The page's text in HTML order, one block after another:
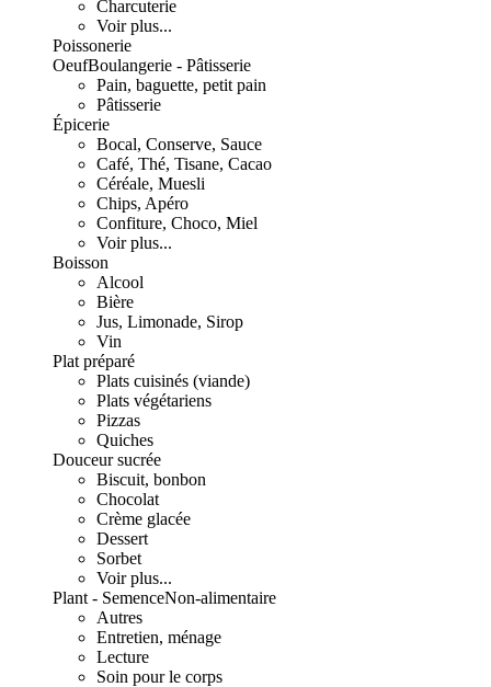
Charcuterie
Voir plus...
Poissonerie
OeufBoulangerie - Pâtisserie
Pain, baguette, petit pain
Pâtisserie
Épicerie
Bocal, Conserve, Sauce
Café, Thé, Tisane, Cacao
Céréale, Muesli
Chips, Apéro
Confiture, Choco, Miel
Voir plus...
Boisson
Alcool
Bière
Jus, Limonade, Sirop
Vin
Plat préparé
Plats cuisinés (viande)
Plats végétariens
Pizzas
Quiches
Douceur sucrée
Biscuit, bonbon
Chocolat
Crème glacée
Dessert
Sorbet
Voir plus...
Plant - SemenceNon-alimentaire
Autres
Entretien, ménage
Lecture
Soin pour le corps